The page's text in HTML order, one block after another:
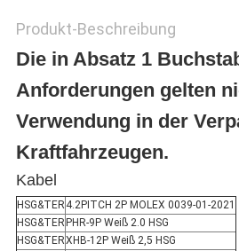
Produkt-Beschreibung
Die in Absatz 1
Anforderungen gelten
Verwendung in der
Kraftfahrzeugen.
Kabel
HSG&TER4.2PITCH 2P MOLEX 0039-01-2021
HSG&TER PHR-9P Weiß 2.0 HSG
HSG&TERXHB-12P Weiß 2,5 HSG